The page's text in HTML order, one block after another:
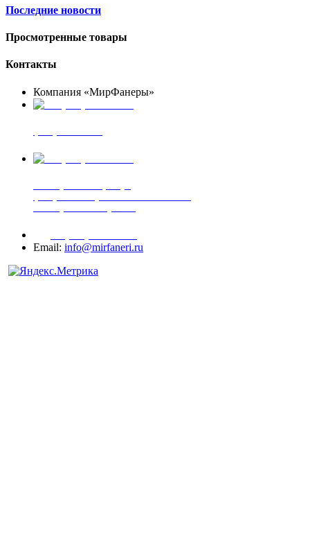
Последние новости
Просмотренные товары
Контакты
Компания «МирФанеры»
Email: info@mirfaneri.ru